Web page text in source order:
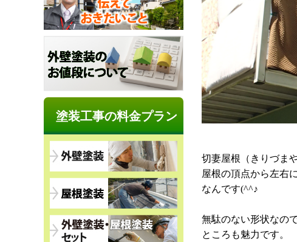
切妻屋根（きりづま
屋根の頂点から左右
なんです(^^♪
無駄のない形状なの
ところも魅力です。
塗装工事の料金プラン